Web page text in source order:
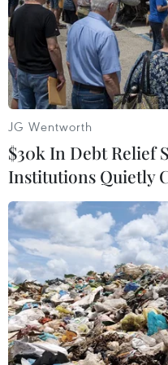
Hãng vận tải DHL,
việc lừa đảo lớn này
Tuy nhiên, đến ngày
Việt Nam tại Italy
Hiệp hội Điều Việt
Tại Việt Nam,
doanh nghiệp làm
quốc tế Việt Nam,
Minh ra phán quyết
tàu tạm dừng việc
cho người có chứng
Thế nhưng, đến thời
chưa xử lý tại Việt
việc mà Thương vụ
Italy phải xử lý khá
JG Wentworth
$30k In Debt Relief
Institutions Quietly